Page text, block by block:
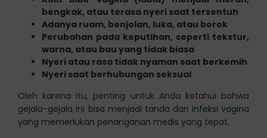
bengkak, atau terasa nyeri saat tersentuh
Adanya ruam, benjolan, luka, atau borok
Perubahan pada keputihan, seperti tekstur,
warna, atau bau yang tidak biasa
Nyeri atau rasa tidak nyaman saat berkemih
Nyeri saat berhubungan seksual
Oleh karena itu, penting untuk Anda ketahui bahwa
gejala-gejala ini bisa menjadi tanda dari infeksi vagina
yang memerlukan penanganan medis yang tepat.